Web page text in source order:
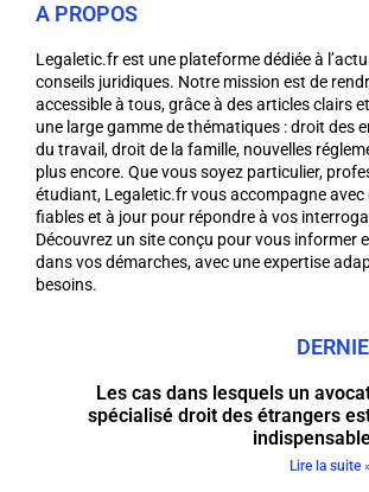
A PROPOS
Legaletic.fr est une plateforme dédiée à
conseils juridiques. Notre mission est de
accessible à tous, grâce à des articles clairs
une large gamme de thématiques : droit des
du travail, droit de la famille, nouvelles
plus encore. Que vous soyez particulier,
étudiant, Legaletic.fr vous accompagne avec
fiables et à jour pour répondre à vos
Découvrez un site conçu pour vous informer
dans vos démarches, avec une expertise
besoins.
Les cas dans lesquels un
spécialisé droit des étrangers
Lire la suite